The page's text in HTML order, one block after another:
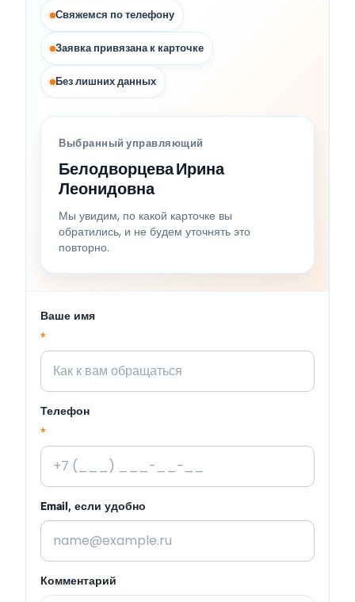
Свяжемся по телефону
Заявка привязана к карточке
Без лишних данных
Выбранный управляющий
Белодворцева Ирина
Леонидовна
Мы увидим, по какой карточке вы
обратились, и не будем уточнять это
повторно.
Ваше имя
*
Телефон
*
Email, если удобно
Комментарий